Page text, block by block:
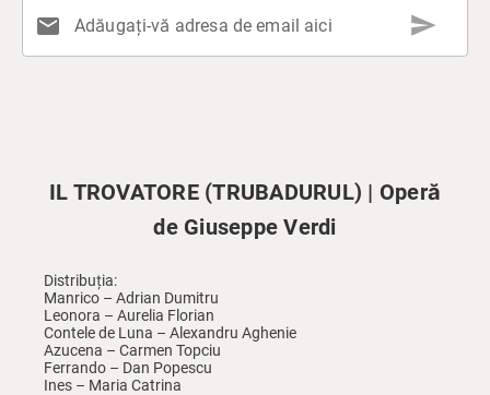
mail Adăugați-vă adresa de email aici send
IL TROVATORE (TRUBADURUL) | Operă
de Giuseppe Verdi
Distribuția:
Manrico – Adrian Dumitru
Leonora – Aurelia Florian
Contele de Luna – Alexandru Aghenie
Azucena – Carmen Topciu
Ferrando – Dan Popescu
Ines – Maria Catrina